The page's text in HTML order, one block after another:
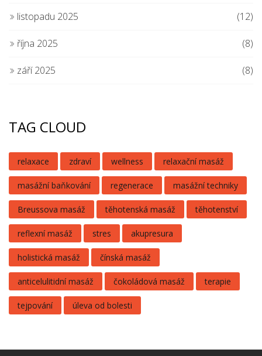
listopadu 2025 (12)
října 2025 (8)
září 2025 (8)
TAG CLOUD
relaxace zdraví wellness relaxační masáž
masážní baňkování regenerace masážní techniky
Breussova masáž těhotenská masáž těhotenství
reflexní masáž stres akupresura
holistická masáž čínská masáž
anticelulitidní masáž čokoládová masáž terapie
tejpování úleva od bolesti